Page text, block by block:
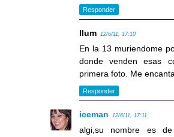
Responder
llum 12/6/11, 17:10
En la 13 muriendome
donde venden esas
primera foto. Me
Responder
iceman 12/6/11, 17:11
algi,su nombre es